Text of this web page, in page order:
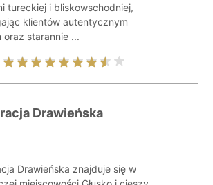
tureckiej i bliskowschodniej,
klientów autentycznym
oraz starannie ...
Drawieńska
Drawieńska znajduje się w